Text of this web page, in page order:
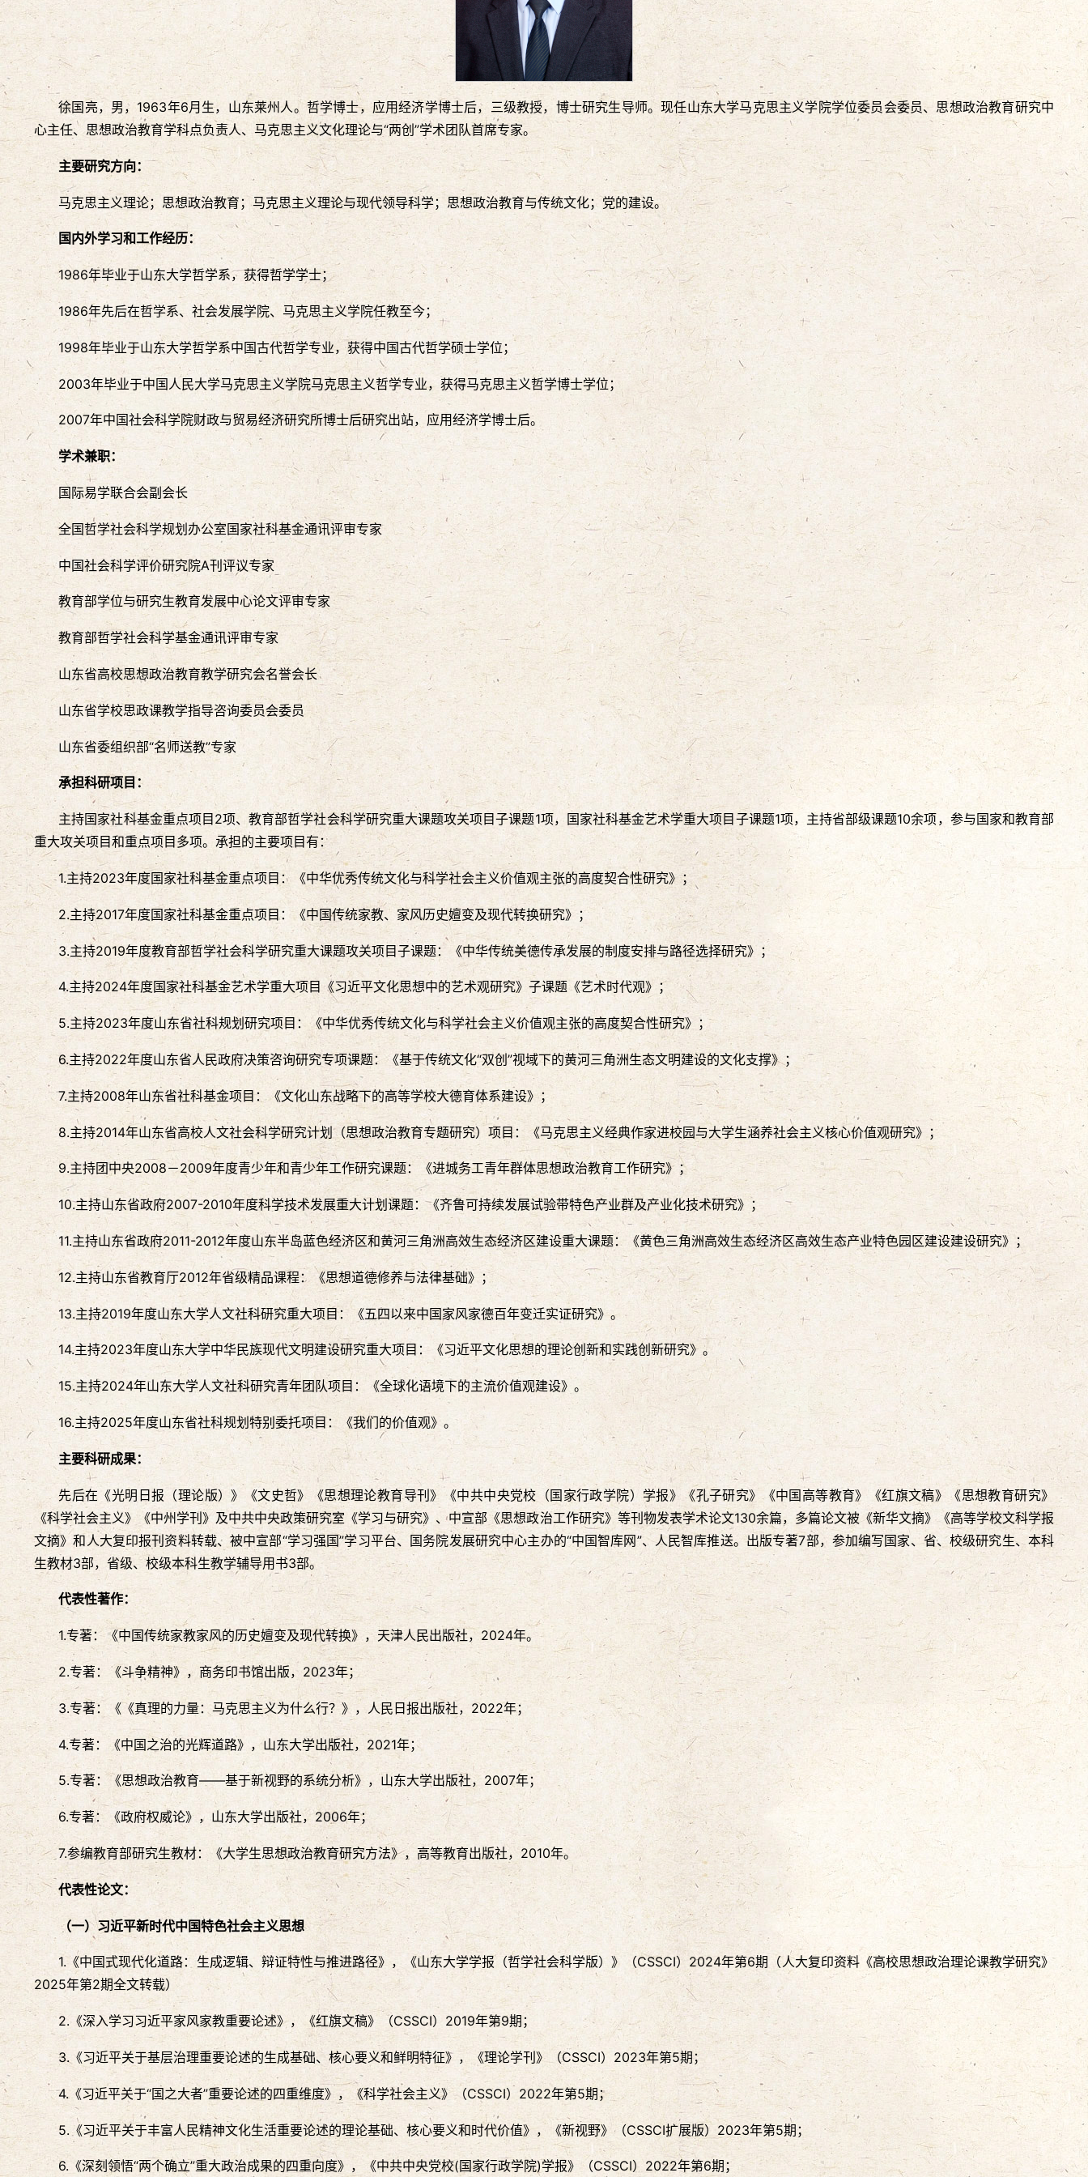
徐国亮，男，1963年6月生，山东莱州人。哲学博士，应用经济学博士后，三级教授，博士研究生导师。现任山东大学马克思主义学院学位委员会委员、思想政治教育研究中
心主任、思想政治教育学科点负责人、马克思主义文化理论与“两创”学术团队首席专家。
主要研究方向：
马克思主义理论；思想政治教育；马克思主义理论与现代领导科学；思想政治教育与传统文化；党的建设。
国内外学习和工作经历：
1986年毕业于山东大学哲学系，获得哲学学士；
1986年先后在哲学系、社会发展学院、马克思主义学院任教至今；
1998年毕业于山东大学哲学系中国古代哲学专业，获得中国古代哲学硕士学位；
2003年毕业于中国人民大学马克思主义学院马克思主义哲学专业，获得马克思主义哲学博士学位；
2007年中国社会科学院财政与贸易经济研究所博士后研究出站，应用经济学博士后。
学术兼职：
国际易学联合会副会长
全国哲学社会科学规划办公室国家社科基金通讯评审专家
中国社会科学评价研究院A刊评议专家
教育部学位与研究生教育发展中心论文评审专家
教育部哲学社会科学基金通讯评审专家
山东省高校思想政治教育教学研究会名誉会长
山东省学校思政课教学指导咨询委员会委员
山东省委组织部“名师送教”专家
承担科研项目：
主持国家社科基金重点项目2项、教育部哲学社会科学研究重大课题攻关项目子课题1项，国家社科基金艺术学重大项目子课题1项，主持省部级课题10余项，参与国家和教育部
重大攻关项目和重点项目多项。承担的主要项目有：
1.主持2023年度国家社科基金重点项目：《中华优秀传统文化与科学社会主义价值观主张的高度契合性研究》；
2.主持2017年度国家社科基金重点项目：《中国传统家教、家风历史嬗变及现代转换研究》；
3.主持2019年度教育部哲学社会科学研究重大课题攻关项目子课题：《中华传统美德传承发展的制度安排与路径选择研究》；
4.主持2024年度国家社科基金艺术学重大项目《习近平文化思想中的艺术观研究》子课题《艺术时代观》；
5.主持2023年度山东省社科规划研究项目：《中华优秀传统文化与科学社会主义价值观主张的高度契合性研究》；
6.主持2022年度山东省人民政府决策咨询研究专项课题：《基于传统文化“双创”视域下的黄河三角洲生态文明建设的文化支撑》；
7.主持2008年山东省社科基金项目：《文化山东战略下的高等学校大德育体系建设》；
8.主持2014年山东省高校人文社会科学研究计划（思想政治教育专题研究）项目：《马克思主义经典作家进校园与大学生涵养社会主义核心价值观研究》；
9.主持团中央2008－2009年度青少年和青少年工作研究课题：《进城务工青年群体思想政治教育工作研究》；
10.主持山东省政府2007-2010年度科学技术发展重大计划课题：《齐鲁可持续发展试验带特色产业群及产业化技术研究》；
11.主持山东省政府2011-2012年度山东半岛蓝色经济区和黄河三角洲高效生态经济区建设重大课题：《黄色三角洲高效生态经济区高效生态产业特色园区建设建设研究》；
12.主持山东省教育厅2012年省级精品课程：《思想道德修养与法律基础》；
13.主持2019年度山东大学人文社科研究重大项目：《五四以来中国家风家德百年变迁实证研究》。
14.主持2023年度山东大学中华民族现代文明建设研究重大项目：《习近平文化思想的理论创新和实践创新研究》。
15.主持2024年山东大学人文社科研究青年团队项目：《全球化语境下的主流价值观建设》。
16.主持2025年度山东省社科规划特别委托项目：《我们的价值观》。
主要科研成果：
先后在《光明日报（理论版）》《文史哲》《思想理论教育导刊》《中共中央党校（国家行政学院）学报》《孔子研究》《中国高等教育》《红旗文稿》《思想教育研究》
《科学社会主义》《中州学刊》及中共中央政策研究室《学习与研究》、中宣部《思想政治工作研究》等刊物发表学术论文130余篇，多篇论文被《新华文摘》《高等学校文科学报
文摘》和人大复印报刊资料转载、被中宣部“学习强国”学习平台、国务院发展研究中心主办的“中国智库网”、人民智库推送。出版专著7部，参加编写国家、省、校级研究生、本科
生教材3部，省级、校级本科生教学辅导用书3部。
代表性著作：
1.专著：《中国传统家教家风的历史嬗变及现代转换》，天津人民出版社，2024年。
2.专著：《斗争精神》，商务印书馆出版，2023年；
3.专著：《《真理的力量：马克思主义为什么行？》，人民日报出版社，2022年；
4.专著：《中国之治的光辉道路》，山东大学出版社，2021年；
5.专著：《思想政治教育——基于新视野的系统分析》，山东大学出版社，2007年；
6.专著：《政府权威论》，山东大学出版社，2006年；
7.参编教育部研究生教材：《大学生思想政治教育研究方法》，高等教育出版社，2010年。
代表性论文：
（一）习近平新时代中国特色社会主义思想
1.《中国式现代化道路：生成逻辑、辩证特性与推进路径》，《山东大学学报（哲学社会科学版）》（CSSCI）2024年第6期（人大复印资料《高校思想政治理论课教学研究》
2025年第2期全文转载）
2.《深入学习习近平家风家教重要论述》，《红旗文稿》（CSSCI）2019年第9期；
3.《习近平关于基层治理重要论述的生成基础、核心要义和鲜明特征》，《理论学刊》（CSSCI）2023年第5期；
4.《习近平关于“国之大者”重要论述的四重维度》，《科学社会主义》（CSSCI）2022年第5期；
5.《习近平关于丰富人民精神文化生活重要论述的理论基础、核心要义和时代价值》，《新视野》（CSSCI扩展版）2023年第5期；
6.《深刻领悟“两个确立”重大政治成果的四重向度》，《中共中央党校(国家行政学院)学报》（CSSCI）2022年第6期；